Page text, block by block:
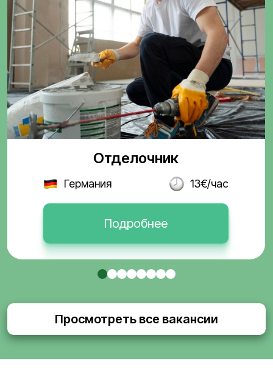
Отделочник
Германия 13€/час
Подробнее
Просмотреть все вакансии